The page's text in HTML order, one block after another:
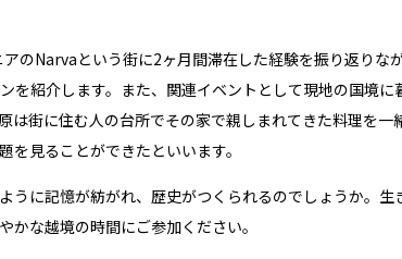
のNarvaという街に2ヶ月間滞在した経験を振り返りな
紹介します。また、関連イベントとして現地の国境に
は街に住む人の台所でその家で親しまれてきた料理を一
見ることができたといいます。
うに記憶が紡がれ、歴史がつくられるのでしょうか。生
な越境の時間にご参加ください。